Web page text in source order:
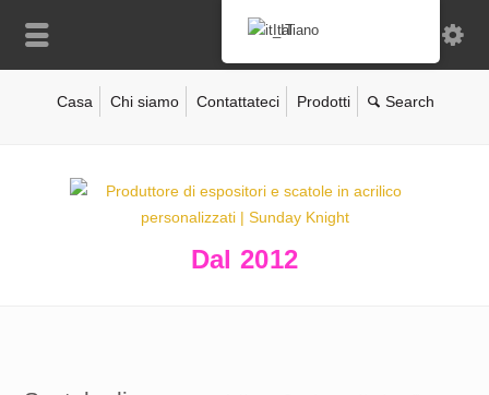
Casa Chi siamo Contattateci Prodotti
Dal 2012
Italiano